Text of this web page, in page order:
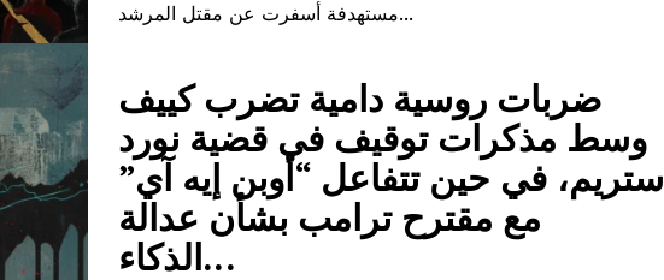
مستهدفة أسفرت عن مقتل المرشد...
ضربات روسية دامية تضرب كييف
وسط مذكرات توقيف في قضية نورد
ستريم، في حين تتفاعل “أوبن إيه آي”
مع مقترح ترامب بشأن عدالة
الذكاء...